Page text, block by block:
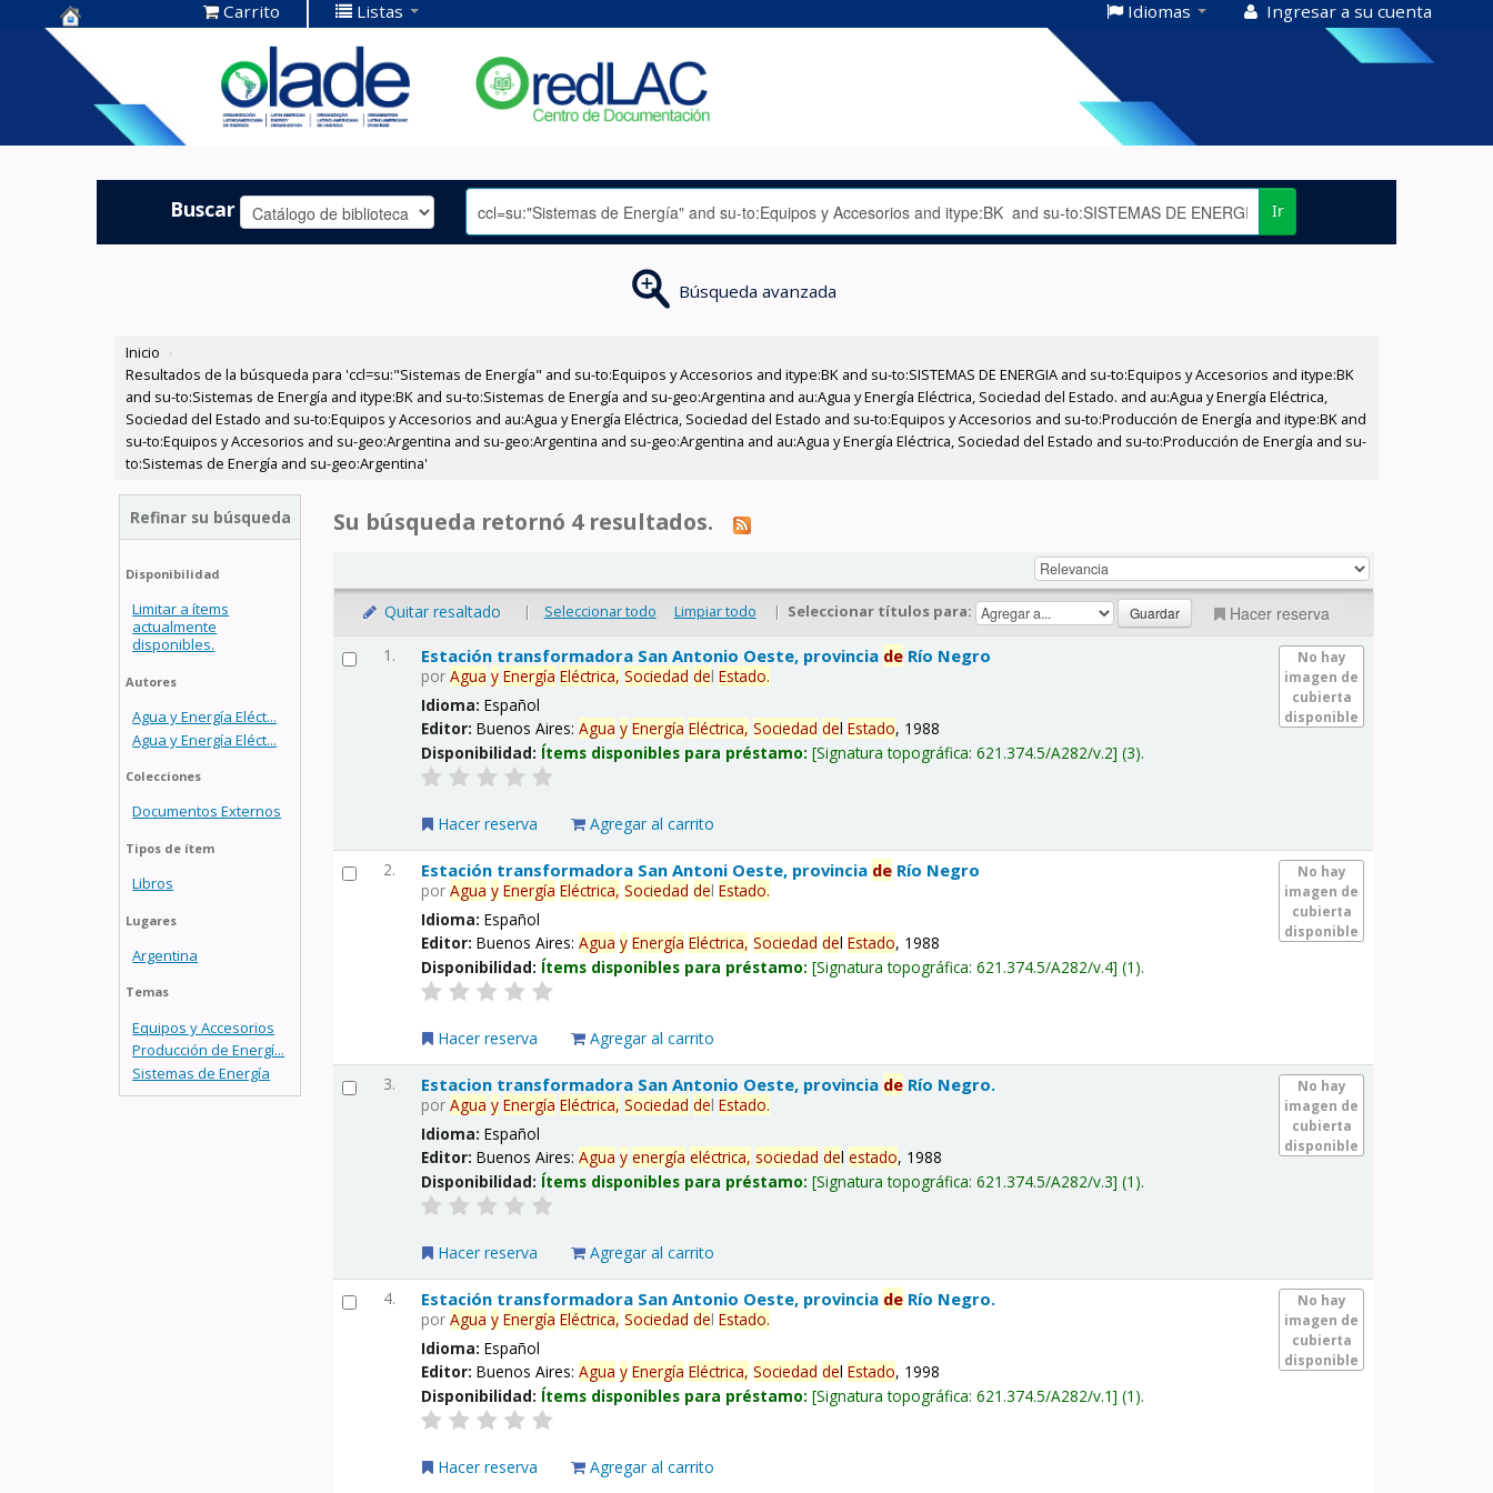
Centro de
Documentación
OLADE -
Carrito Listas Idiomas Ingresar a su cuenta
Buscar Ir
Búsqueda avanzada
Inicio ›
Resultados de la búsqueda para 'ccl=su:"Sistemas de Energía" and su-to:Equipos y Accesorios and itype:BK and su-to:SISTEMAS DE ENERGIA and su-to:Equipos y Accesorios and itype:BK
and su-to:Sistemas de Energía and itype:BK and su-to:Sistemas de Energía and su-geo:Argentina and au:Agua y Energía Eléctrica, Sociedad del Estado. and au:Agua y Energía Eléctrica,
Sociedad del Estado and su-to:Equipos y Accesorios and au:Agua y Energía Eléctrica, Sociedad del Estado and su-to:Equipos y Accesorios and su-to:Producción de Energía and itype:BK and
su-to:Equipos y Accesorios and su-geo:Argentina and su-geo:Argentina and su-geo:Argentina and au:Agua y Energía Eléctrica, Sociedad del Estado and su-to:Producción de Energía and su-
to:Sistemas de Energía and su-geo:Argentina'
Refinar su búsqueda
Disponibilidad
Limitar a ítems
actualmente
disponibles.
Autores
Agua y Energía Eléct...
Agua y Energía Eléct...
Colecciones
Documentos Externos
Tipos de ítem
Libros
Lugares
Argentina
Temas
Equipos y Accesorios
Producción de Energí...
Sistemas de Energía
Su búsqueda retornó 4 resultados.
Quitar resaltado | Seleccionar todo Limpiar todo | Seleccionar títulos para: Hacer reserva
1.
No hay
imagen de
cubierta
disponible
Estación transformadora San Antonio Oeste, provincia de Río Negro
porAgua y Energía Eléctrica, Sociedad delEstado.
Idioma:Español
Editor:Buenos Aires:Agua y Energía Eléctrica, Sociedad delEstado, 1988
Disponibilidad: Ítems disponibles para préstamo: Signatura topográfica:621.374.5/A282/v.2 (3).
Hacer reserva Agregar al carrito
2.
No hay
imagen de
cubierta
disponible
Estación transformadora San Antoni Oeste, provincia de Río Negro
porAgua y Energía Eléctrica, Sociedad delEstado.
Idioma:Español
Editor:Buenos Aires:Agua y Energía Eléctrica, Sociedad delEstado, 1988
Disponibilidad: Ítems disponibles para préstamo: Signatura topográfica:621.374.5/A282/v.4 (1).
Hacer reserva Agregar al carrito
3.
No hay
imagen de
cubierta
disponible
Estacion transformadora San Antonio Oeste, provincia de Río Negro.
porAgua y Energía Eléctrica, Sociedad delEstado.
Idioma:Español
Editor:Buenos Aires:Agua y energía eléctrica, sociedad delestado, 1988
Disponibilidad: Ítems disponibles para préstamo: Signatura topográfica:621.374.5/A282/v.3 (1).
Hacer reserva Agregar al carrito
4.
No hay
imagen de
cubierta
disponible
Estación transformadora San Antonio Oeste, provincia de Río Negro.
porAgua y Energía Eléctrica, Sociedad delEstado.
Idioma:Español
Editor:Buenos Aires:Agua y Energía Eléctrica, Sociedad delEstado, 1998
Disponibilidad: Ítems disponibles para préstamo: Signatura topográfica:621.374.5/A282/v.1 (1).
Hacer reserva Agregar al carrito